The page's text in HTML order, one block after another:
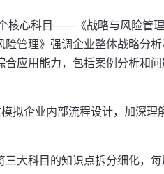
核心科目——《战略与风险管
管理》强调企业整体战略分
应用能力，包括案例分析和
拟企业内部流程设计，加深
大科目的知识点拆分细化，